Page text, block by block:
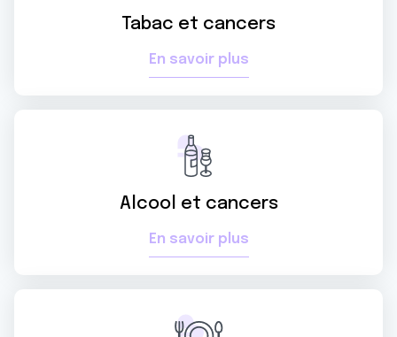
Tabac et cancers
En savoir plus
Alcool et cancers
En savoir plus